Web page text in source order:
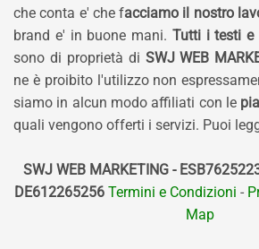
che conta e' che facciamo il nostro
brand e' in buone mani. Tutti i testi e
sono di proprietà di SWJ WEB
ne è proibito l'utilizzo non
siamo in alcun modo affiliati con le
quali vengono offerti i servizi. Puoi
SWJ WEB MARKETING -
DE612265256 Termini e Condizioni -
Map